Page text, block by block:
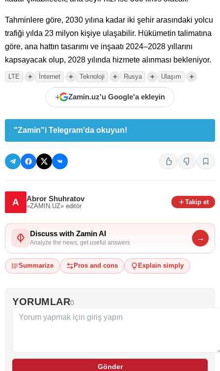
Tahminlere göre, 2030 yılına kadar iki şehir arasındaki yolcu
trafiği yılda 23 milyon kişiye ulaşabilir. Hükümetin talimatına
göre, ana hattın tasarımı ve inşaatı 2024–2028 yıllarını
kapsayacak olup, 2028 yılında hizmete alınması bekleniyor.
LTE + İnternet + Teknoloji + Rusya + Ulaşım +
+ Zamin.uz'u Google'a ekleyin
"Zamin"i Telegram'da okuyun!
A Abror Shuhratov
«ZAMIN.UZ» editör
Takip et
Discuss with Zamin AI
Analyze the news, get useful answers
→
Summarize Pros and cons Explain simply
YORUMLAR0
Gönder